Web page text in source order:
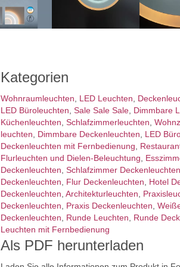
Kategorien
Wohnraum­leuchten, LED Leuchten,
LED Büroleuchten, Sale Sale Sale, Dimmbare
Küchenleuchten, Schlafzimmer­leuchten,
leuchten, Dimmbare Deckenleuchten, LED
Deckenleuchten mit Fernbedienung,
Flurleuchten und Dielen-Beleuchtung,
Deckenleuchten, Schlafzimmer Deckenleuchten
Deckenleuchten, Flur Deckenleuchten, Hotel
Deckenleuchten, Architektur­leuchten,
Deckenleuchten, Praxis Deckenleuchten,
Deckenleuchten, Runde Leuchten, Runde
Leuchten mit Fernbedienung
Als PDF herunterladen